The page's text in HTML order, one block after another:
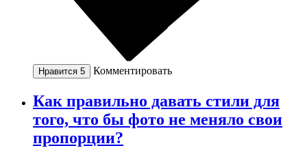
Нравится 5 Комментировать
Как правильно давать стили для
того, что бы фото не меняло свои
пропорции?